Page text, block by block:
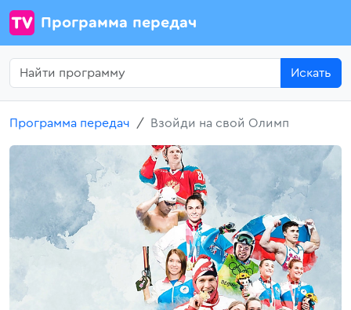
Программа передач
Искать
Программа передач Взойди на свой Олимп